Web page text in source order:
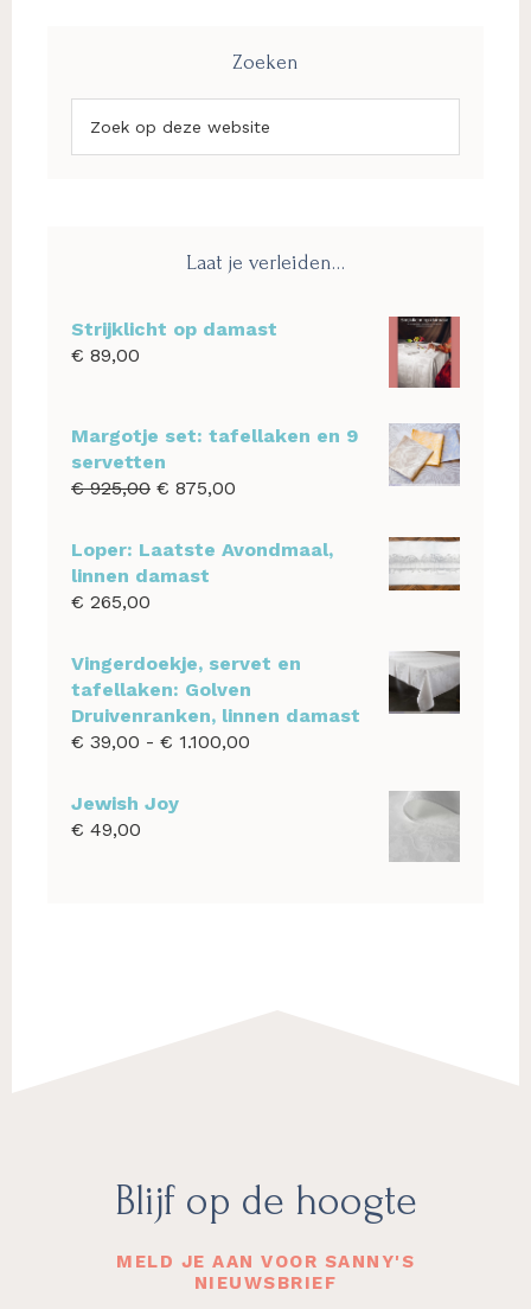
Zoeken
op
Laat je verleiden…
Strijklicht op damast
€ 89,00
Margotje set: tafellaken en 9
servetten
€925,00 Oorspronkelijke
was:
€ 925,00.
€ 875,00
Loper: Laatste Avondmaal,
linnen damast
€ 265,00
Vingerdoekje, servet en
tafellaken: Golven
Druivenranken, linnen damast
€ 39,00 - € 1.100,00
Jewish Joy
€ 49,00
FooterBlijf op de hoogte
MELD JE AAN VOOR SANNY'S
NIEUWSBRIEF